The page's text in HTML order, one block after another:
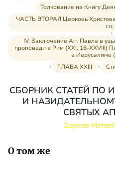
Толкование на Книгу
ЧАСТЬ ВТОРАЯ Церковь Христова
гл.
IV. Заключение Ап. Павла в
проповеди в Рим (XXI, 16-XXVIII)
в Иерусалиме
ГЛАВА XXIII
СБОРНИК СТАТЕЙ ПО
И
СВЯТЫХ
Барсов
О том же